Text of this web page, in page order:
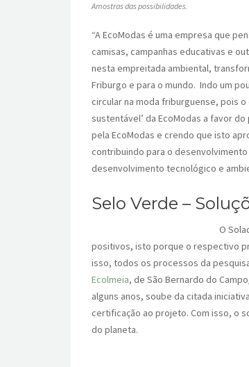
Amostras das possibilidades.
“A EcoModas é uma empresa que
camisas, campanhas educativas e
nesta empreitada ambiental,
Friburgo e para o mundo. Indo um
circular na moda friburguense, pois
sustentável’ da EcoModas a favor
pela EcoModas e crendo que isto
contribuindo para o
desenvolvimento tecnológico e
Selo Verde –
O
positivos, isto porque o respectivo
isso, todos os processos da
Ecolmeia, de São Bernardo do
alguns anos, soube da citada
certificação ao projeto. Com isso, o
do planeta.